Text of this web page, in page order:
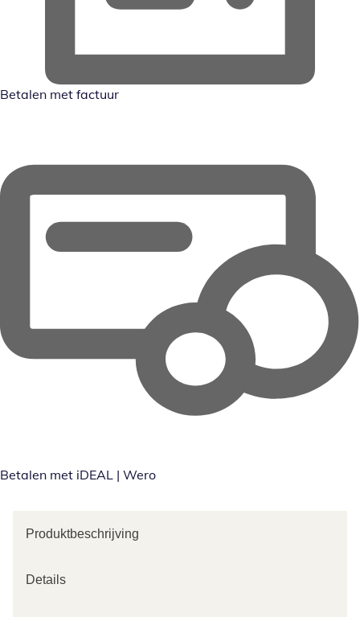
Betalen met factuur
Betalen met iDEAL | Wero
Produktbeschrijving
Details